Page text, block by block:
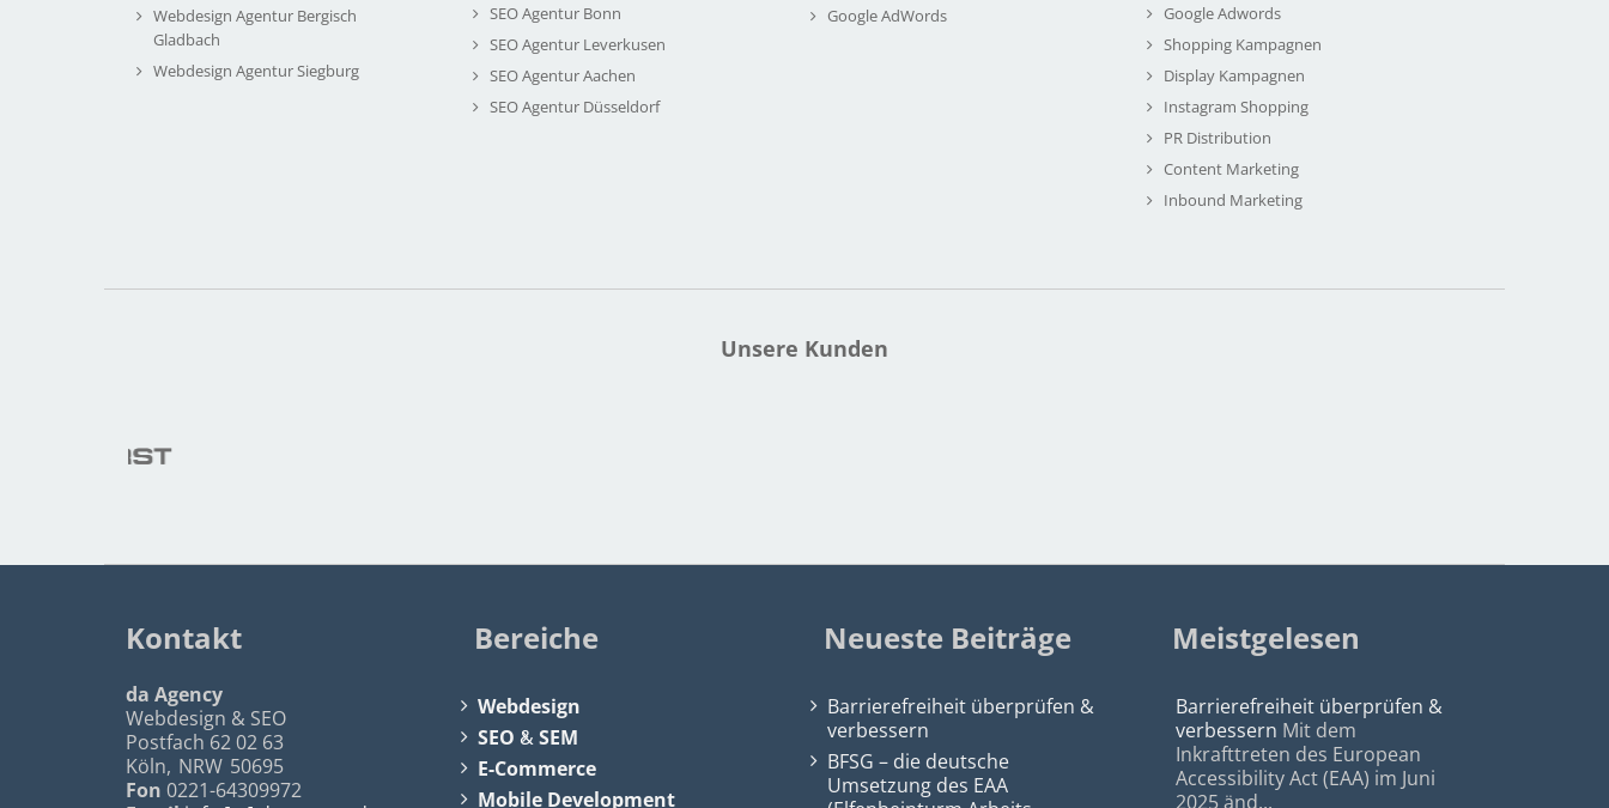
Webdesign Agentur Bergisch
Gladbach
Webdesign Agentur Siegburg
SEO Agentur Bonn
SEO Agentur Leverkusen
SEO Agentur Aachen
SEO Agentur Düsseldorf
Google AdWords
Google Adwords
Shopping Kampagnen
Display Kampagnen
Instagram Shopping
PR Distribution
Content Marketing
Inbound Marketing
Unsere Kunden
Kontakt
da Agency
Webdesign & SEO
Postfach 62 02 63
Köln, NRW 50695
Fon 0221-64309972
Bereiche
Webdesign
SEO &SEM
E-Commerce
Mobile Development
Neueste Beiträge
Barrierefreiheit überprüfen &
verbessern
BFSG – die deutsche
Umsetzung des EAA
Meistgelesen
Barrierefreiheit überprüfen &
verbessern Mit dem
Inkrafttreten des European
Accessibility Act (EAA) im Juni
2025 änd...